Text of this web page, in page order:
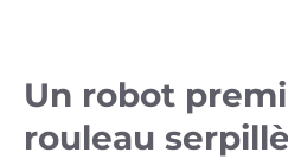
Un robot
rouleau